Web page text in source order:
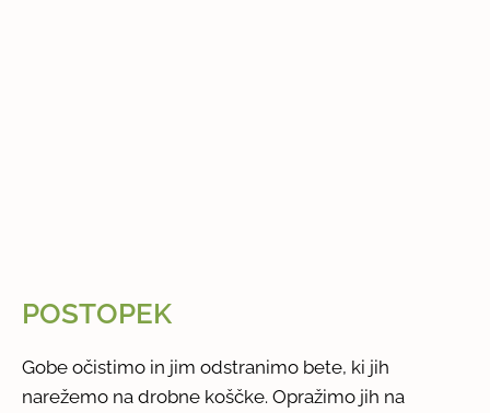
POSTOPEK
Gobe očistimo in jim odstranimo bete, ki jih
narežemo na drobne koščke. Opražimo jih na